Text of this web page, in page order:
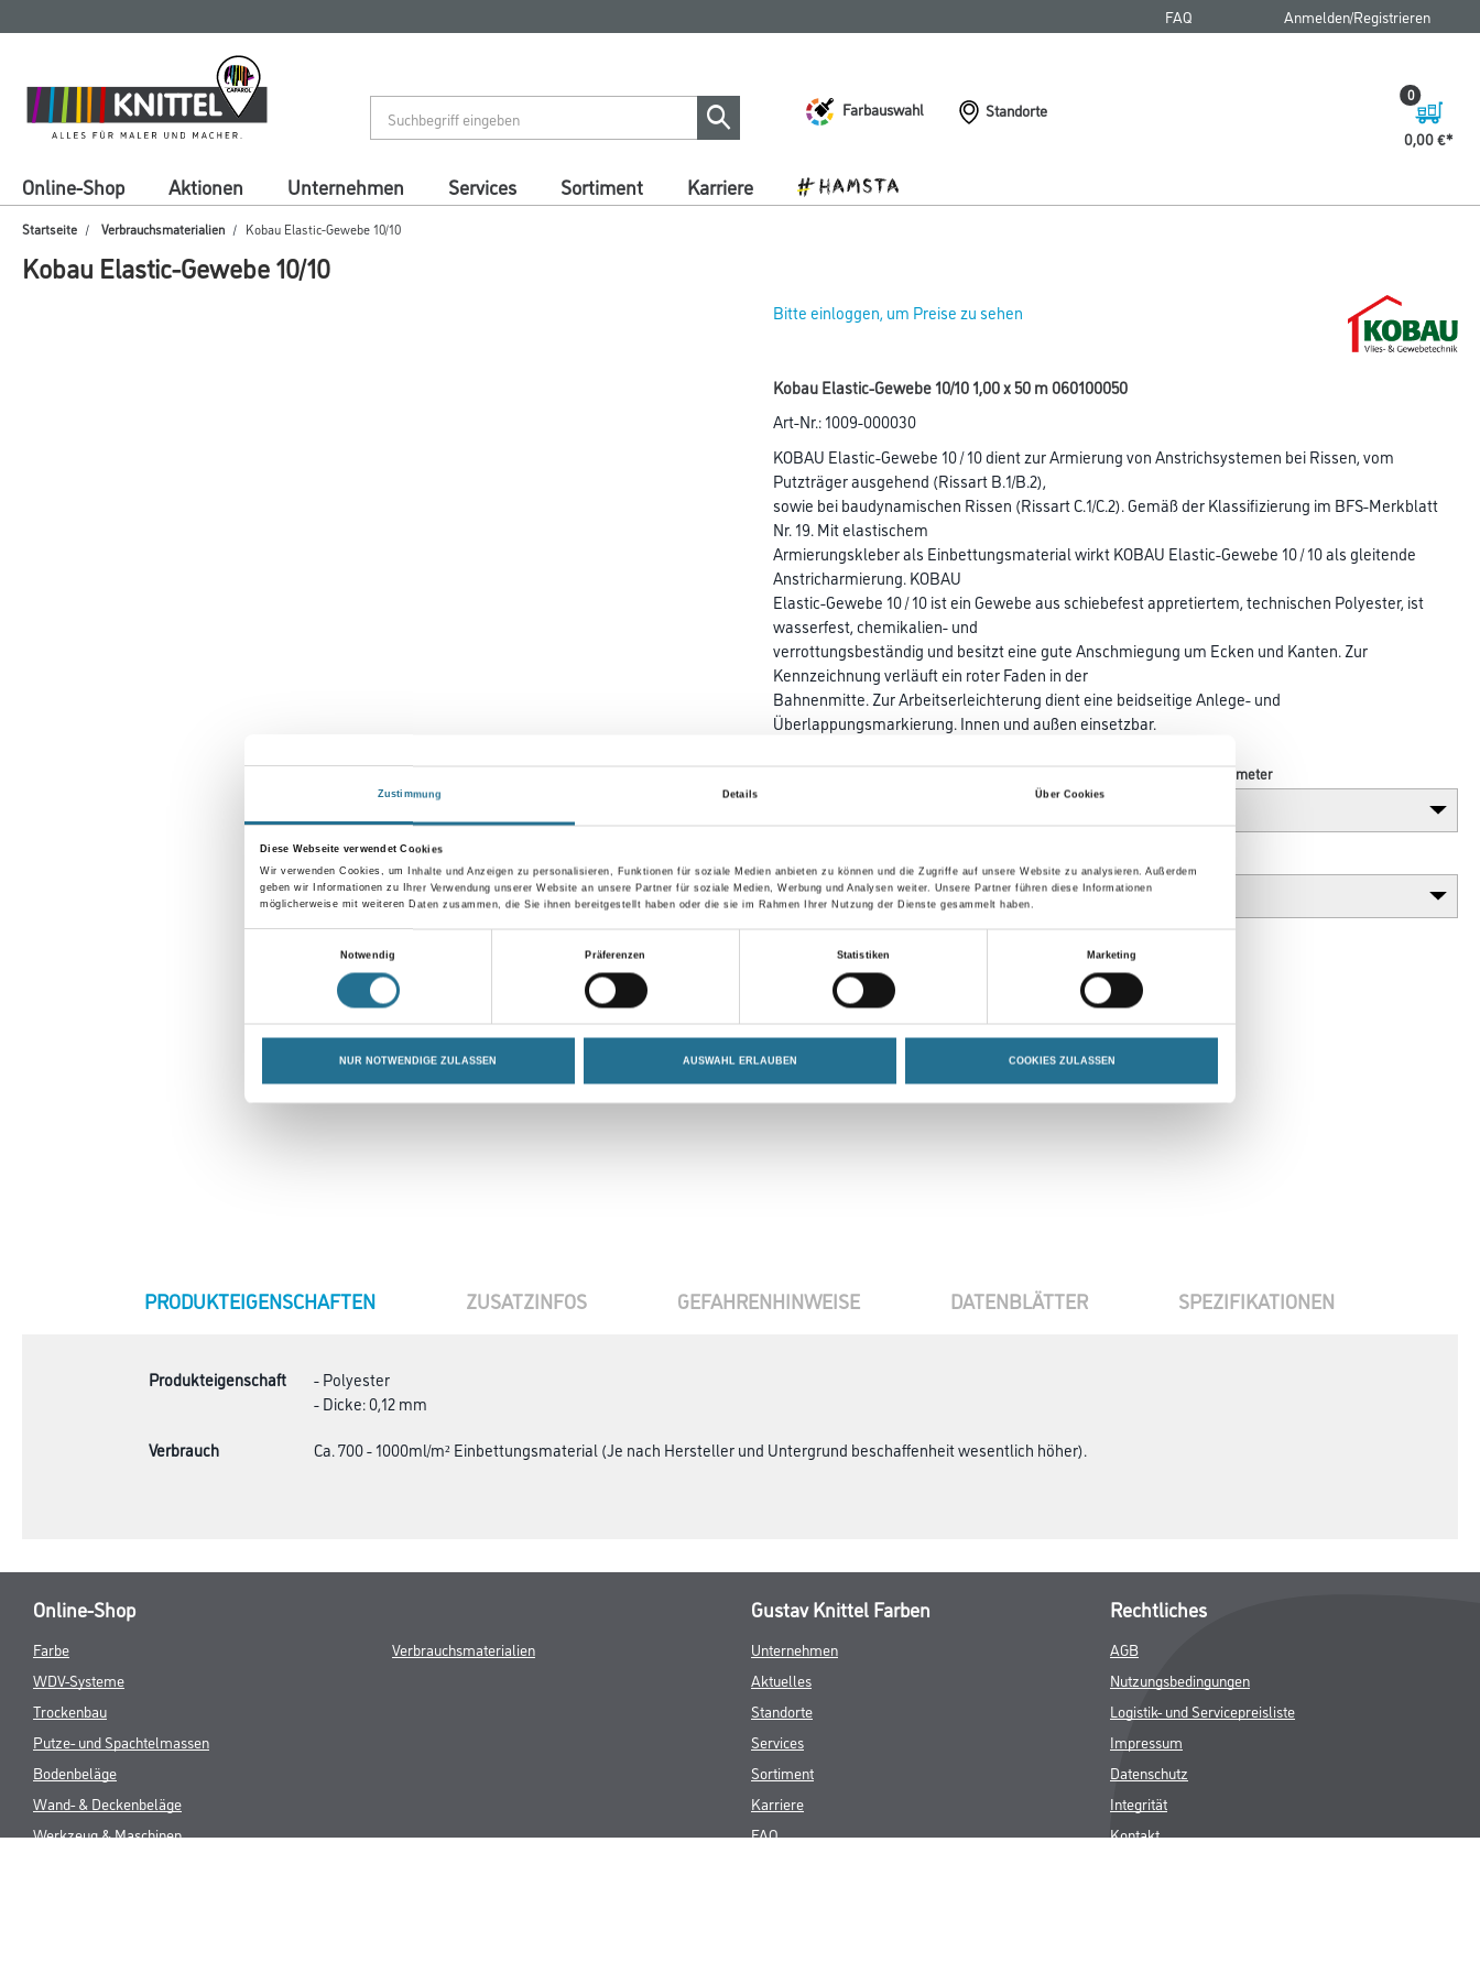
Zustimmung Details Über Cookies
Diese Webseite verwendet Cookies
Wir verwenden Cookies, um Inhalte und Anzeigen zu personalisieren, Funktionen für soziale Medien anbieten zu können und die Zugriffe auf unsere Website zu analysieren. Außerdem
geben wir Informationen zu Ihrer Verwendung unserer Website an unsere Partner für soziale Medien, Werbung und Analysen weiter. Unsere Partner führen diese Informationen
möglicherweise mit weiteren Daten zusammen, die Sie ihnen bereitgestellt haben oder die sie im Rahmen Ihrer Nutzung der Dienste gesammelt haben.
Notwendig
Präferenzen Statistiken Marketing
NUR NOTWENDIGE ZULASSEN AUSWAHL ERLAUBEN COOKIES ZULASSEN
springen
springen
FAQ Anmelden/Registrieren
Farbauswahl
Standorte
0,00 €
0
Online-Shop Aktionen Unternehmen Services Sortiment Karriere
Startseite Verbrauchsmaterialien Kobau Elastic-Gewebe 10/10
Kobau Elastic-Gewebe 10/10
Bitte einloggen, um Preise zu sehen
Kobau Elastic-Gewebe 10/10 1,00 x 50 m 060100050
Art-Nr.:1009-000030
KOBAU Elastic-Gewebe 10 / 10 dient zur Armierung von Anstrichsystemen bei Rissen, vom
Putzträger ausgehend (Rissart B.1/B.2),
sowie bei baudynamischen Rissen (Rissart C.1/C.2). Gemäß der Klassifizierung im BFS-Merkblatt
Nr. 19. Mit elastischem
Armierungskleber als Einbettungsmaterial wirkt KOBAU Elastic-Gewebe 10 / 10 als gleitende
Anstricharmierung. KOBAU
Elastic-Gewebe 10 / 10 ist ein Gewebe aus schiebefest appretiertem, technischen Polyester, ist
wasserfest, chemikalien- und
verrottungsbeständig und besitzt eine gute Anschmiegung um Ecken und Kanten. Zur
Kennzeichnung verläuft ein roter Faden in der
Bahnenmitte. Zur Arbeitserleichterung dient eine beidseitige Anlege- und
Überlappungsmarkierung. Innen und außen einsetzbar.
Länge in centimeter
Umrechnungsfaktoren
CURRENT
PRODUKTEIGENSCHAFTEN ZUSATZINFOS GEFAHRENHINWEISE DATENBLÄTTER SPEZIFIKATIONEN
Produkteigenschaft
- Polyester
- Dicke: 0,12 mm
Verbrauch
Ca. 700 - 1000ml/m² Einbettungsmaterial (Je nach Hersteller und Untergrund beschaffenheit wesentlich höher).
Online-Shop
Farbe
WDV-Systeme
Trockenbau
Putze- und Spachtelmassen
Bodenbeläge
Wand- & Deckenbeläge
Werkzeug & Maschinen
Verbrauchsmaterialien
Gustav Knittel Farben
Unternehmen
Aktuelles
Standorte
Services
Sortiment
Karriere
FAQ
Rechtliches
AGB
Nutzungsbedingungen
Logistik- und Servicepreisliste
Impressum
Datenschutz
Integrität
Kontakt